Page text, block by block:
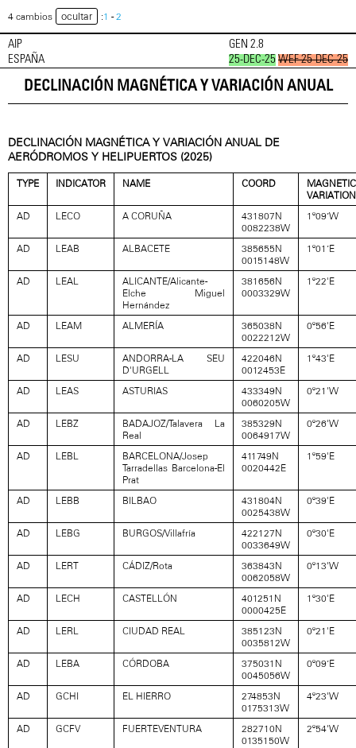
4 cambios ocultar :1 -2
AIP
ESPAÑA
GEN 2.8
25-DEC-25 WEF 25-DEC-25
DECLINACIÓN MAGNÉTICA Y VARIACIÓN ANUAL
DECLINACIÓN MAGNÉTICA Y VARIACIÓN ANUAL DE
AERÓDROMOS Y HELIPUERTOS (2025)
TYPE INDICATOR NAME COORD
MAGNETIC
VARIATION
AD
LECO A CORUÑA
431807N
0082238W
1º09’W
AD LEAB ALBACETE
385655N
0015148W
1º01’E
AD LEAL
ALICANTE/Alicante-
Elche Miguel
Hernández
381656N
0003329W
1º22'E
AD LEAM ALMERÍA
365038N
0022212W
0º56'E
AD LESU
ANDORRA-LA SEU
D'URGELL
422046N
0012453E
1º43'E
AD LEAS ASTURIAS
433349N
0060205W
0º21'W
AD LEBZ
BADAJOZ/Talavera La
Real
385329N
0064917W
0º26'W
AD LEBL
BARCELONA/Josep
Tarradellas Barcelona-El
Prat
411749N
0020442E
1º59'E
AD LEBB BILBAO
431804N
0025438W
0º39'E
AD LEBG BURGOS/Villafría
422127N
0033649W
0º30'E
AD LERT CÁDIZ/Rota
363843N
0062058W
0º13'W
AD LECH CASTELLÓN
401251N
0000425E
1º30'E
AD LERL CIUDAD REAL
385123N
0035812W
0º21'E
AD LEBA CÓRDOBA
375031N
0045056W
0º09’E
AD GCHI EL HIERRO
274853N
0175313W
4º23'W
AD GCFV FUERTEVENTURA
282710N
0135150W
2º54'W